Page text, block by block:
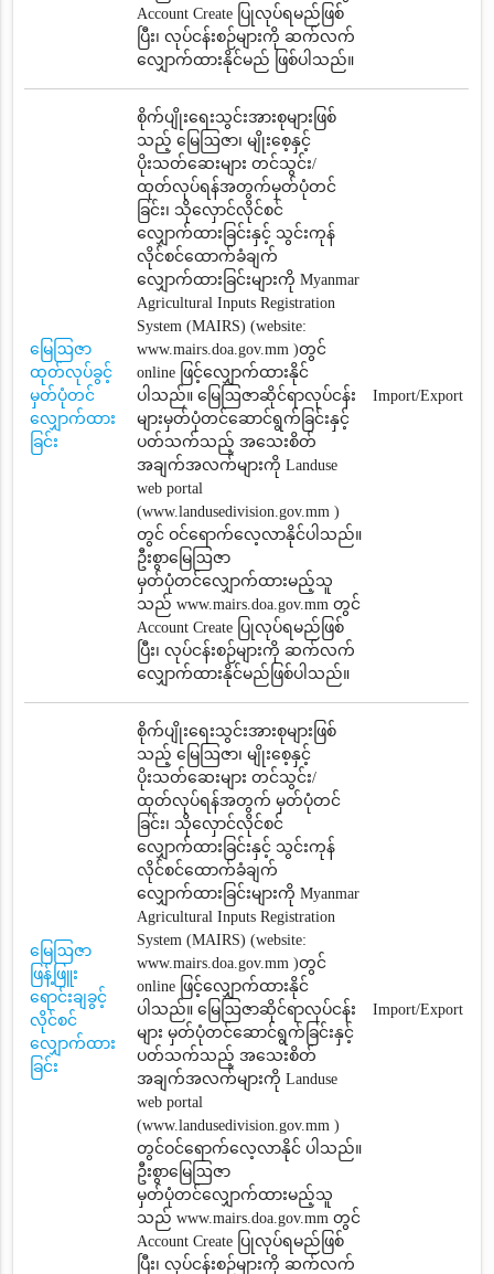
Account Create ပြုလုပ်ရမည်ဖြစ်
ပြီး၊ လုပ်ငန်းစဉ်များကို ဆက်လက်
လျှောက်ထားနိုင်မည် ဖြစ်ပါသည်။
မြေဩဇာ
ထုတ်လုပ်ခွင့်
မှတ်ပုံတင်
လျှောက်ထား
ခြင်း
စိုက်ပျိုးရေးသွင်းအားစုများဖြစ်
သည့် မြေဩဇာ၊ မျိုးစေ့နှင့်
ပိုးသတ်ဆေးများ တင်သွင်း/
ထုတ်လုပ်ရန်အတွက်မှတ်ပုံတင်
ခြင်း၊ သိုလှောင်လိုင်စင်
လျှောက်ထားခြင်းနှင့် သွင်းကုန်
လိုင်စင်ထောက်ခံချက်‌
လျှောက်ထားခြင်းများကို Myanmar
Agricultural Inputs Registration
System (MAIRS) (website:
www.mairs.doa.gov.mm )တွင်
online ဖြင့်လျှောက်ထားနိုင်
ပါသည်။ မြေဩဇာဆိုင်ရာလုပ်ငန်း
များမှတ်ပုံတင်ဆောင်ရွက်ခြင်းနှင့်
ပတ်သက်သည့် အသေးစိတ်
အချက်အလက်များကို Landuse
web portal
(www.landusedivision.gov.mm )
တွင် ဝင်ရောက်လေ့လာနိုင်ပါသည်။
ဦးစွာမြေဩဇာ
မှတ်ပုံတင်‌လျှောက်ထားမည့်သူ
သည် www.mairs.doa.gov.mm တွင်
Account Create ပြုလုပ်ရမည်ဖြစ်
ပြီး၊ လုပ်ငန်းစဉ်များကို ဆက်လက်
လျှောက်ထားနိုင်မည်ဖြစ်ပါသည်။
Import/Export
မြေဩဇာ
ဖြန့်ဖြူး
ရောင်းချခွင့်
လိုင်စင်
လျှောက်ထား
ခြင်း
စိုက်ပျိုးရေးသွင်းအားစုများဖြစ်
သည့် မြေဩဇာ၊ မျိုးစေ့နှင့်
ပိုးသတ်ဆေးများ တင်သွင်း/
ထုတ်လုပ်ရန်အတွက် မှတ်ပုံတင်
ခြင်း၊ သိုလှောင်လိုင်စင်
လျှောက်ထားခြင်းနှင့် သွင်းကုန်
လိုင်စင်ထောက်ခံချက်‌
လျှောက်ထားခြင်းများကို Myanmar
Agricultural Inputs Registration
System (MAIRS) (website:
www.mairs.doa.gov.mm )တွင်
online ဖြင့်လျှောက်ထားနိုင်
ပါသည်။ မြေဩဇာဆိုင်ရာလုပ်ငန်း
များ မှတ်ပုံတင်ဆောင်ရွက်ခြင်းနှင့်
ပတ်သက်သည့် အသေးစိတ်
အချက်အလက်များကို Landuse
web portal
(www.landusedivision.gov.mm )
တွင်ဝင်ရောက်လေ့လာနိုင် ပါသည်။
ဦးစွာမြေဩဇာ
မှတ်ပုံတင်‌လျှောက်ထားမည့်သူ
သည် www.mairs.doa.gov.mm တွင်
Account Create ပြုလုပ်ရမည်ဖြစ်
ပြီး၊ လုပ်ငန်းစဉ်များကို ဆက်လက်
Import/Export